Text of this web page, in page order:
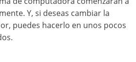
Y, si deseas cambiar la
puedes hacerlo en unos pocos